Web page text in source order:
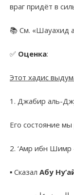
враг придёт в
📚 См. «Шауахид
✅ Оценка:
Этот хадис
1. Джабир аль-
Его состояние
2. ‘Амр ибн
▪︎ Сказал Абу